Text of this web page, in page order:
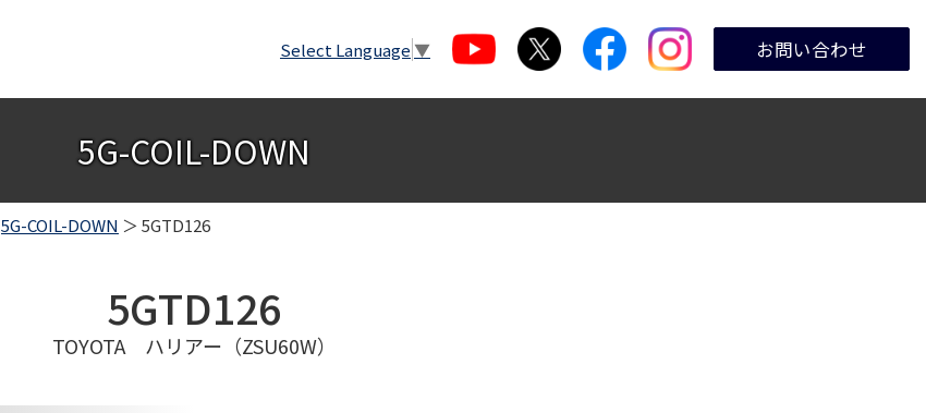
Select Language ▼ お問い合わせ
5G-COIL-DOWN
5G-COIL-DOWN ＞ 5GTD126
5GTD126
TOYOTA ハリアー（ZSU60W）